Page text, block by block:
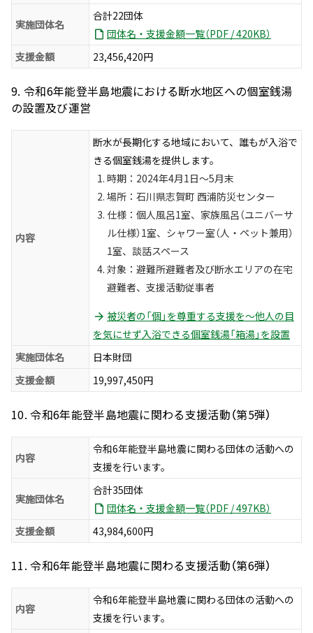
実施団体名
合計22団体
団体名・支援金額一覧（PDF / 420KB）
支援金額
23,456,420円
9. 令和6年能登半島地震における断水地区への個室銭湯
の設置及び運営
内容
断水が長期化する地域において、誰もが入浴で
きる個室銭湯を提供します。
時期：2024年4月1日～5月末
場所：石川県志賀町 西浦防災センター
仕様：個人風呂1室、家族風呂（ユニバーサ
ル仕様）1室、シャワー室（人・ペット兼用）
1室、談話スペース
対象：避難所避難者及び断水エリアの在宅
避難者、支援活動従事者
被災者の「個」を尊重する支援を～他人の目
を気にせず入浴できる個室銭湯「箱湯」を設置
実施団体名
日本財団
支援金額
19,997,450円
10. 令和6年能登半島地震に関わる支援活動（第5弾）
内容
令和6年能登半島地震に関わる団体の活動への
支援を行います。
実施団体名
合計35団体
団体名・支援金額一覧（PDF / 497KB）
支援金額
43,984,600円
11. 令和6年能登半島地震に関わる支援活動（第6弾）
内容
令和6年能登半島地震に関わる団体の活動への
支援を行います。